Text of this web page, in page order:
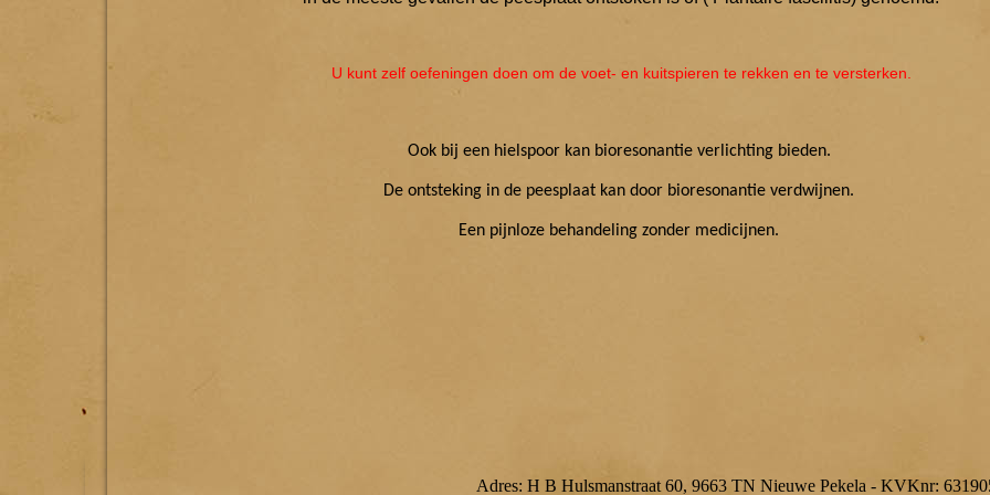
U kunt zelf oefeningen doen om de voet- en kuitspieren te rekken en te versterken.
Ook bij een hielspoor kan bioresonantie verlichting bieden.
De ontsteking in de peesplaat kan door bioresonantie verdwijnen.
Een pijnloze behandeling zonder medicijnen.
Adres: H B Hulsmanstraat 60, 9663 TN Nieuwe Pekela - KVKnr: